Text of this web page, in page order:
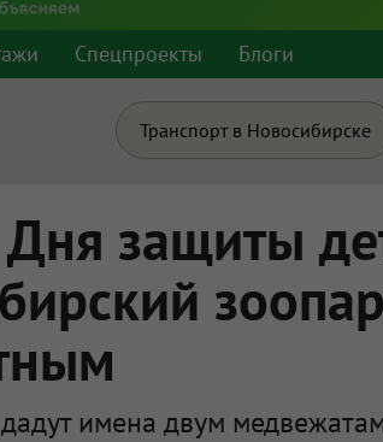
Спецпроекты Блоги
Транспорт в Новосибирске
Дня защиты
имена двум